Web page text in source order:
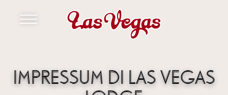
IMPRESSUM DI LAS VEGAS